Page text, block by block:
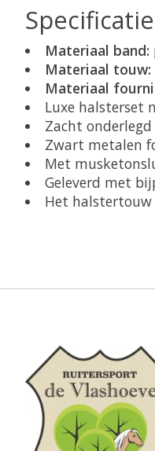
Materiaal band:
Materiaal touw:
Materiaal
Luxe halsterset
Zacht
Zwart metalen
Met
Geleverd met
Het halstertouw